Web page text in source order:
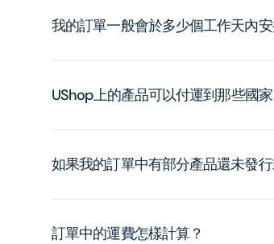
我的訂單一般會於多少個工作天內安
UShop上的產品可以付運到那些國
如果我的訂單中有部分產品還未發
訂單中的運費怎樣計算？